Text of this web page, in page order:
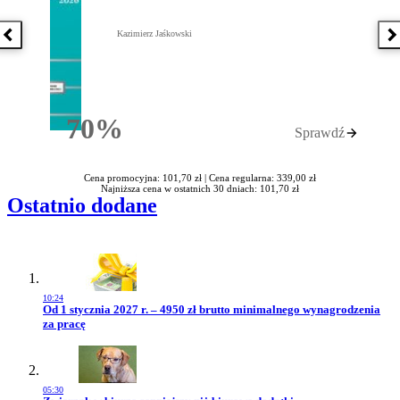
Poprzednia książka
70%Rabatu
Kazimierz Jaśkowski
Sprawdź
Cena promocyjna: 101,70 zł | Cena regularna: 339,00 zł
Najniższa cena w ostatnich 30 dniach: 101,70 zł
Ostatnio dodane
10:24
Przejdź do artykułu:
Od 1 stycznia 2027 r. – 4950 zł brutto minimalnego wynagrodzenia
za pracę
05:30